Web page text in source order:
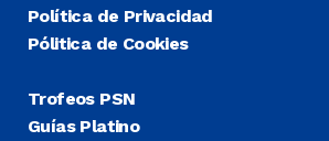
Política de Privacidad
Pólitica de Cookies
Trofeos PSN
Guías Platino